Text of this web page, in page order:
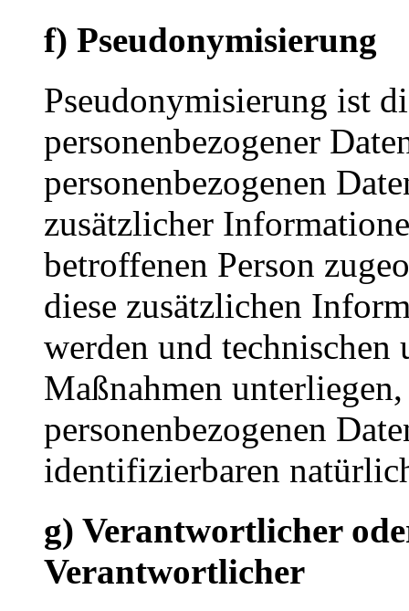
f) Pseudonymisierung
Pseudonymisierung ist
personenbezogener
personenbezogenen
zusätzlicher
betroffenen Person
diese zusätzlichen
werden und technischen
Maßnahmen
personenbezogenen
identifizierbaren
g) Verantwortlicher
Verantwortlicher